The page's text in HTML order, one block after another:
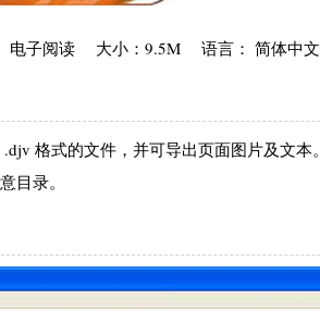
电子阅读 大小：9.5M 语言： 简体中
格式的文件，并可导出页面图片及文
目录。